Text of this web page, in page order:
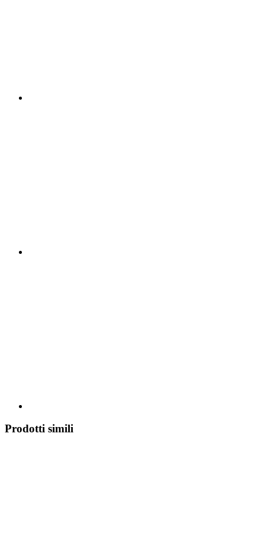
Prodotti simili